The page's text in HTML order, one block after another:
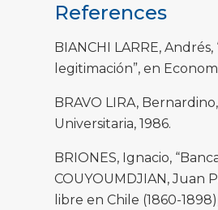
References
BIANCHI LARRE,
legitimación”, en
BRAVO LIRA,
Universitaria, 1986.
BRIONES, Ignacio,
COUYOUMDJIAN, Juan
libre en Chile (1860-